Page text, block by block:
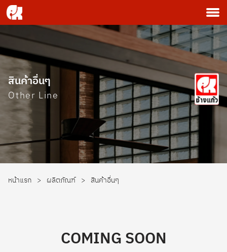
สินค้าอื่นๆ
Other Line
หน้าแรก > ผลิตภัณฑ์ > สินค้าอื่นๆ
COMING SOON